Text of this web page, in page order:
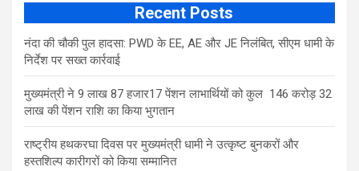
Recent Posts
नंदा की चौकी पुल हादसा: PWD के EE, AE और JE निलंबित, सीएम धामी के
निर्देश पर सख्त कार्रवाई
मुख्यमंत्री ने 9 लाख 87 हजार17 पेंशन लाभार्थियों को कुल 146 करोड़ 32
लाख की पेंशन राशि का किया भुगतान
राष्ट्रीय हथकरघा दिवस पर मुख्यमंत्री धामी ने उत्कृष्ट बुनकरों और
हस्तशिल्प कारीगरों को किया सम्मानित